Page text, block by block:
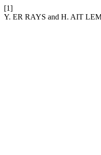
[1]
Y. ER RAYS and H. AIT